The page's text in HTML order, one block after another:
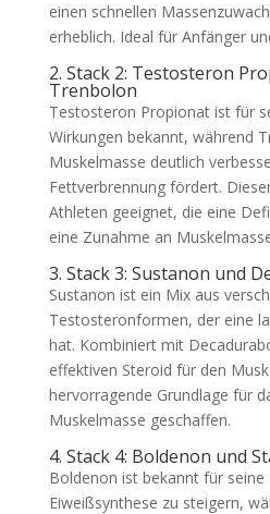
einen schnellen
erheblich. Ideal für Anfänger
2. Stack 2: Testosteron
Trenbolon
Testosteron Propionat ist für
Wirkungen bekannt, während
Muskelmasse deutlich
Fettverbrennung fördert.
Athleten geeignet, die eine
eine Zunahme an
3. Stack 3: Sustanon und
Sustanon ist ein Mix aus
Testosteronformen, der eine
hat. Kombiniert mit
effektiven Steroid für den
hervorragende Grundlage für
Muskelmasse geschaffen.
4. Stack 4: Boldenon und
Boldenon ist bekannt für seine
Eiweißsynthese zu steigern,